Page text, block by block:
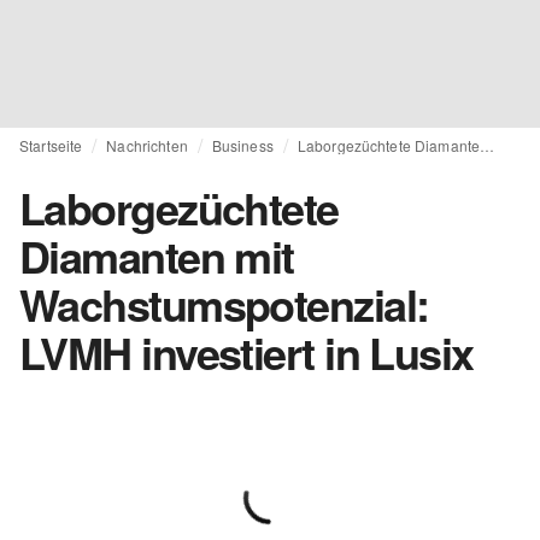
Startseite Nachrichten Business
Laborgezüchtete
Diamanten mit
Wachstumspotenzial:
LVMH investiert in Lusix